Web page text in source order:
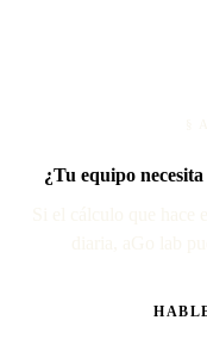
¿Tu equipo